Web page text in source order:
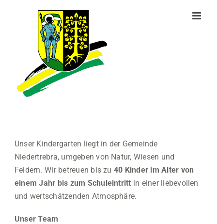
Unser Kindergarten liegt in der Gemeinde
Niedertrebra, umgeben von Natur, Wiesen und
Feldern. Wir betreuen bis zu 40 Kinder im Alter von
einem Jahr bis zum Schuleintritt in einer liebevollen
und wertschätzenden Atmosphäre.
Unser Team